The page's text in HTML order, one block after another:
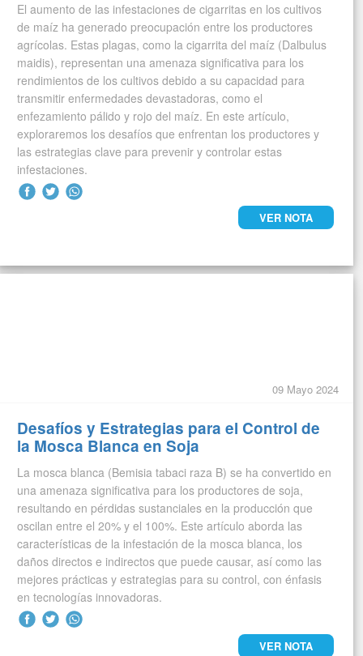
El aumento de las infestaciones de cigarritas en los cultivos
de maíz ha generado preocupación entre los productores
agrícolas. Estas plagas, como la cigarrita del maíz (Dalbulus
maidis), representan una amenaza significativa para los
rendimientos de los cultivos debido a su capacidad para
transmitir enfermedades devastadoras, como el
enfezamiento pálido y rojo del maíz. En este artículo,
exploraremos los desafíos que enfrentan los productores y
las estrategias clave para prevenir y controlar estas
infestaciones.
VER NOTA
09 Mayo 2024
Desafíos y Estrategias para el Control de
la Mosca Blanca en Soja
La mosca blanca (Bemisia tabaci raza B) se ha convertido en
una amenaza significativa para los productores de soja,
resultando en pérdidas sustanciales en la producción que
oscilan entre el 20% y el 100%. Este artículo aborda las
características de la infestación de la mosca blanca, los
daños directos e indirectos que puede causar, así como las
mejores prácticas y estrategias para su control, con énfasis
en tecnologías innovadoras.
VER NOTA